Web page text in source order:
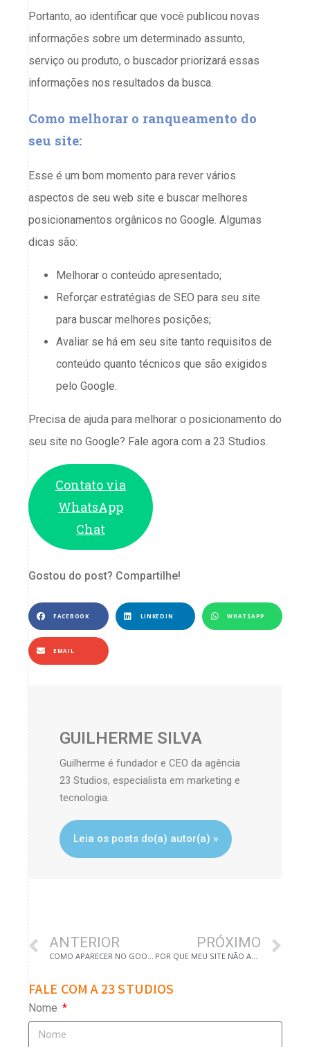
Portanto, ao identificar que você publicou novas
informações sobre um determinado assunto,
serviço ou produto, o buscador priorizará essas
informações nos resultados da busca.
Como melhorar o ranqueamento do
seu site:
Esse é um bom momento para rever vários
aspectos de seu web site e buscar melhores
posicionamentos orgânicos no Google. Algumas
dicas são:
Melhorar o conteúdo apresentado;
Reforçar estratégias de SEO para seu site
para buscar melhores posições;
Avaliar se há em seu site tanto requisitos de
conteúdo quanto técnicos que são exigidos
pelo Google.
Precisa de ajuda para melhorar o posicionamento do
seu site no Google? Fale agora com a 23 Studios.
Contato via
WhatsApp
Chat
Gostou do post? Compartilhe!
FACEBOOK LINKEDIN WHATSAPP
EMAIL
GUILHERME SILVA
Guilherme é fundador e CEO da agência
23 Studios, especialista em marketing e
tecnologia.
Leia os posts do(a) autor(a) »
ANTERIOR PRÓXIMO
FALE COM A 23 STUDIOS
Nome